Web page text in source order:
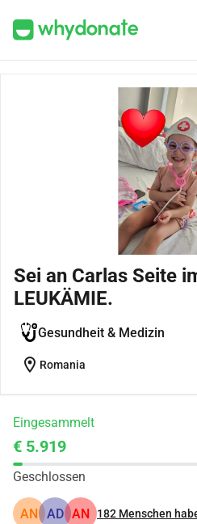
Sei an Carlas Seite
LEUKÄMIE.
Gesundheit & Medizin
location_on Romania
Eingesammelt
€ 5.919
Geschlossen
AN AD AN 182 Menschen